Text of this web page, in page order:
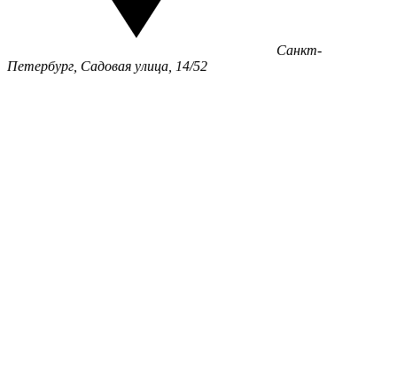
Санкт-
Петербург, Садовая улица, 14/52